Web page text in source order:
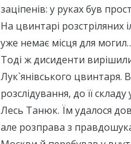
заціпенів: у руках був
На цвинтарі розстріляних
уже немає місця для
Тоді ж дисиденти
Лук`янівського цвинтаря.
розслідування, до її
Лесь Танюк. Їм удалося
але розправа з